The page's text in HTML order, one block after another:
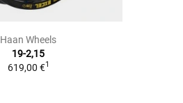
Haan Wheels
19-2,15
619,00 €1